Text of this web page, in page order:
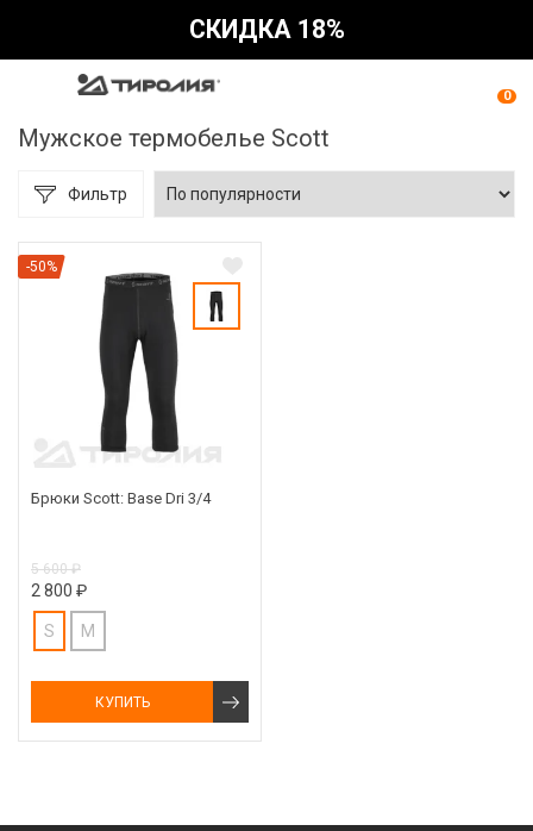
СКИДКА 18%
0
Мужское термобелье Scott
Фильтр
-50%
Брюки Scott: Base Dri 3/4
5 600 ₽
2 800 ₽
S M
КУПИТЬ